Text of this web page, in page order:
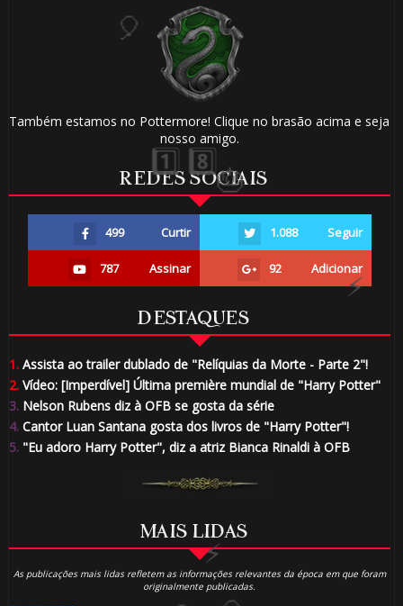
Também estamos no Pottermore! Clique no brasão acima e seja
nosso amigo.
REDES SOCIAIS
499 Curtir 1.088 Seguir
787 Assinar 92 Adicionar
DESTAQUES
1.Assista ao trailer dublado de "Relíquias da Morte - Parte 2"!
2.Vídeo: [Imperdível] Última première mundial de "Harry Potter"
3.Nelson Rubens diz à OFB se gosta da série
4.Cantor Luan Santana gosta dos livros de "Harry Potter"!
5."Eu adoro Harry Potter", diz a atriz Bianca Rinaldi à OFB
MAIS LIDAS
As publicações mais lidas refletem as informações relevantes da época em que foram
originalmente publicadas.
1️⃣ 8️⃣
🎈
1️⃣ 8️⃣
🎂